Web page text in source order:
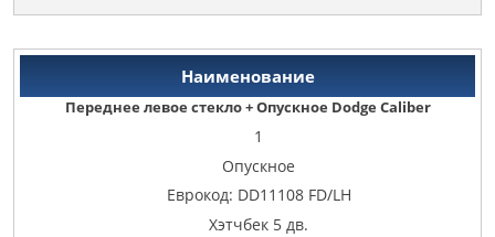
Переднее левое стекло + Опускное Dodge Caliber
1
Опускное
Еврокод: DD11108 FD/LH
Хэтчбек 5 дв.